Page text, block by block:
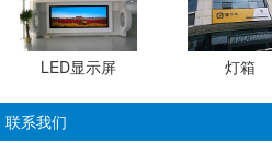
LED显示屏 灯箱
联系我们